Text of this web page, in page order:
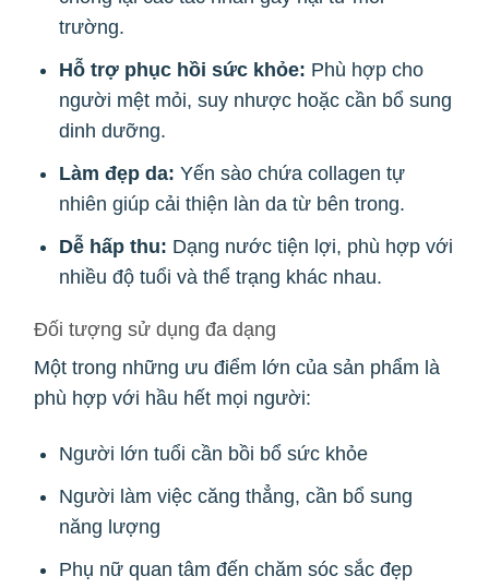
trường.
Hỗ trợ phục hồi sức khỏe: Phù hợp cho
người mệt mỏi, suy nhược hoặc cần bổ sung
dinh dưỡng.
Làm đẹp da: Yến sào chứa collagen tự
nhiên giúp cải thiện làn da từ bên trong.
Dễ hấp thu: Dạng nước tiện lợi, phù hợp với
nhiều độ tuổi và thể trạng khác nhau.
Đối tượng sử dụng đa dạng
Một trong những ưu điểm lớn của sản phẩm là
phù hợp với hầu hết mọi người:
Người lớn tuổi cần bồi bổ sức khỏe
Người làm việc căng thẳng, cần bổ sung
năng lượng
Phụ nữ quan tâm đến chăm sóc sắc đẹp